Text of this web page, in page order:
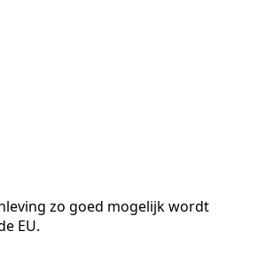
zo goed mogelijk wordt
EU.